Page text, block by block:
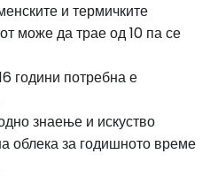
и термичките
може да трае од 10 па се
години потребна е
знаење и искуство
облека за годишното време